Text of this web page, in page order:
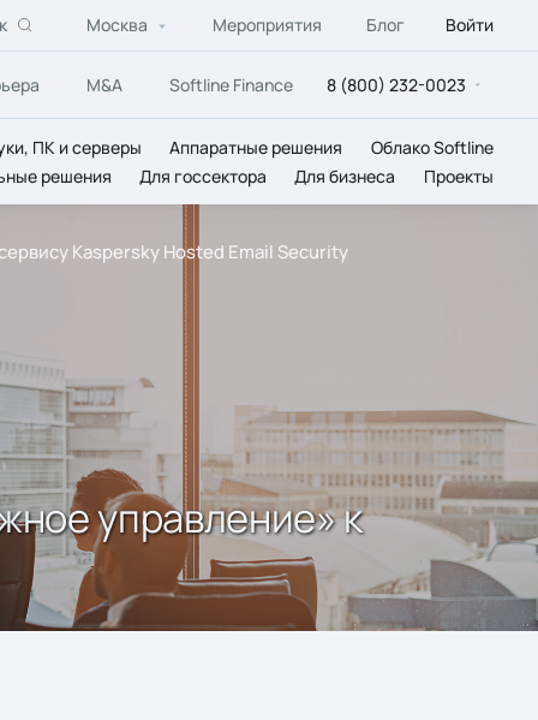
Москва Мероприятия Блог Войти
M&A Softline Finance 8 (800) 232-0023
ПК и серверы Аппаратные решения
Облако Softline
решения Для госсектора Для бизнеса Проекты
Kaspersky Hosted Email Security
управление» к